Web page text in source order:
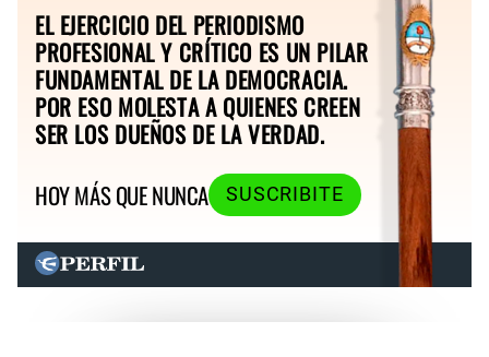
EL EJERCICIO DEL PERIODISMO
PROFESIONAL Y CRÍTICO ES UN PILAR
FUNDAMENTAL DE LA DEMOCRACIA.
POR ESO MOLESTA A QUIENES CREEN
SER LOS DUEÑOS DE LA VERDAD.
HOY MÁS QUE NUNCA
SUSCRIBITE